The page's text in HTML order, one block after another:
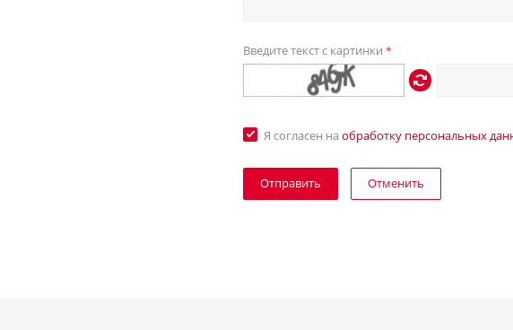
Введите текст с картинки*
Я согласен наобработку персональных
Отменить